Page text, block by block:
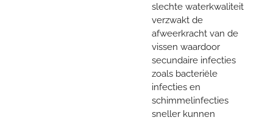
slechte waterkwaliteit
verzwakt de
afweerkracht van de
vissen waardoor
secundaire infecties
zoals bacteriële
infecties en
schimmelinfecties
sneller kunnen